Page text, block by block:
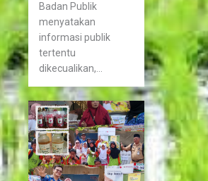
Badan Publik
menyatakan
informasi publik
tertentu
dikecualikan,...